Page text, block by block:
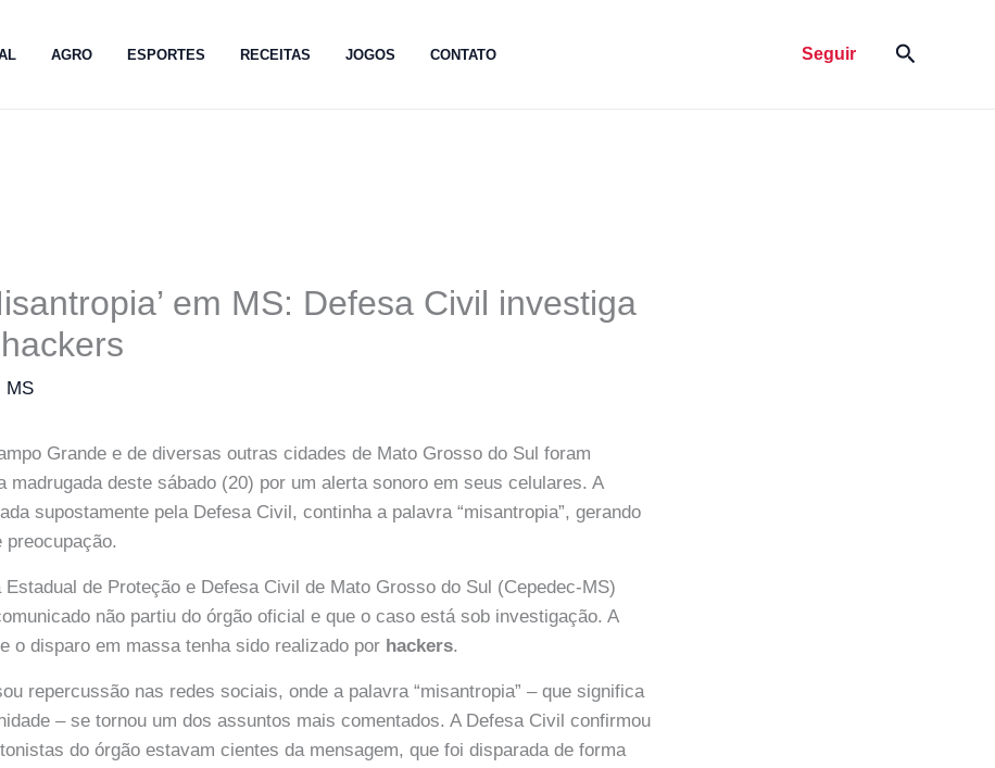
AGRO ESPORTES RECEITAS JOGOS CONTATO Seguir Pesquisar
em MS: Defesa Civil investiga
MS
Grande e de diversas outras cidades de Mato Grosso do Sul foram
madrugada deste sábado (20) por um alerta sonoro em seus celulares. A
supostamente pela Defesa Civil, continha a palavra “misantropia”, gerando
preocupação.
Estadual de Proteção e Defesa Civil de Mato Grosso do Sul (Cepedec-MS)
não partiu do órgão oficial e que o caso está sob investigação. A
o disparo em massa tenha sido realizado por hackers.
repercussão nas redes sociais, onde a palavra “misantropia” – que significa
– se tornou um dos assuntos mais comentados. A Defesa Civil confirmou
do órgão estavam cientes da mensagem, que foi disparada de forma